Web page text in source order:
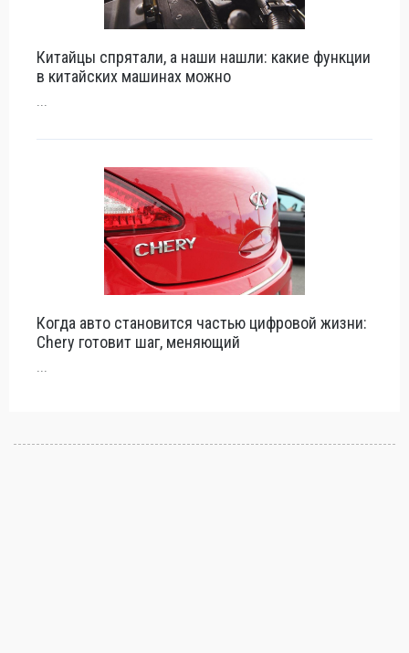
Китайцы спрятали, а наши нашли: какие функции
в китайских машинах можно
...
Когда авто становится частью цифровой жизни:
Chery готовит шаг, меняющий
...